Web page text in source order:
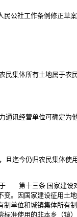
公社工作条例修正草案
民集体所有土地属于农
通讯经营单位可确定为
且迄今仍归农民集体使
于 第十三条 国家建设
变。因国家建设征用土
制单位和城镇集体所有
标准使用的非本乡（镇